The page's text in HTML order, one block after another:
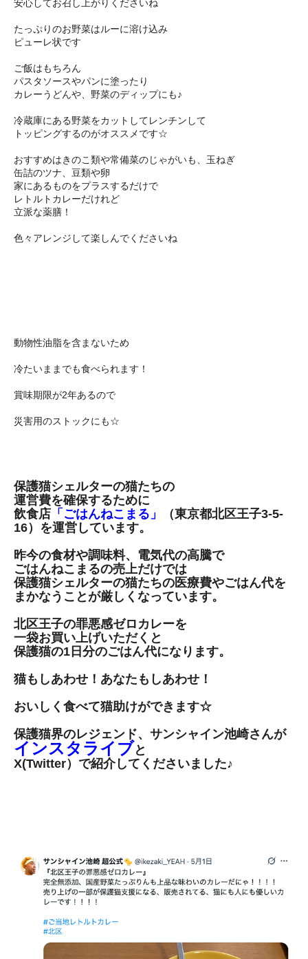
安心してお召し上がりくださいね
たっぷりのお野菜はルーに溶け込み
ピューレ状です
ご飯はもちろん
パスタソースやパンに塗ったり
カレーうどんや、野菜のディップにも♪
冷蔵庫にある野菜をカットしてレンチンして
トッピングするのがオススメです☆
おすすめはきのこ類や常備菜のじゃがいも、玉ねぎ
缶詰のツナ、豆類や卵
家にあるものをプラスするだけで
レトルトカレーだけれど
立派な薬膳！
色々アレンジして楽しんでくださいね
動物性油脂を含まないため
冷たいままでも食べられます！
賞味期限が2年あるので
災害用のストックにも☆
保護猫シェルターの猫たちの
運営費を確保するために
飲食店 「ごはんねこまる」
（東京都北区王子3-5-
16）を運営しています。
昨今の食材や調味料、電気代の高騰で
ごはんねこまるの売上だけでは
保護猫シェルターの猫たちの医療費やごはん代を
まかなうことが厳しくなっています。
北区王子の罪悪感ゼロカレーを
一袋お買い上げいただくと
保護猫の1日分のごはん代になります。
猫もしあわせ！あなたもしあわせ！
おいしく食べて猫助けができます☆
保護猫界のレジェンド、サンシャイン池崎さんが
インスタライブと
X(Twitter）で紹介してくださいました♪